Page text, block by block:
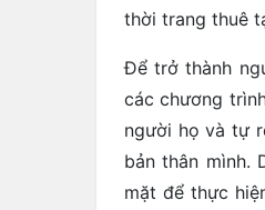
thời trang thuê
Để trở thành
các chương
người họ và tự
bản thân mình.
mặt để thực